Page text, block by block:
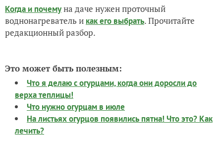
Когда и почемуна даче нужен проточный
воднонагреватель и как его выбрать. Прочитайте
редакционный разбор.
Это может быть полезным:
Что я делаю с огурцами, когда они доросли до
верха теплицы!
Что нужно огурцам в июле
На листьях огурцов появились пятна! Что это? Как
лечить?